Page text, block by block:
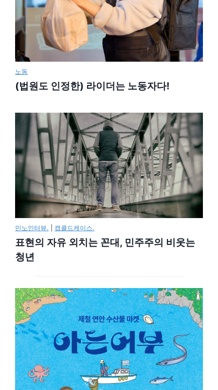
노동
(법원도 인정한) 라이더는 노동자다!
민노인터뷰. 캡콜드케이스.
표현의 자유 외치는 꼰대, 민주주의 비웃는
청년